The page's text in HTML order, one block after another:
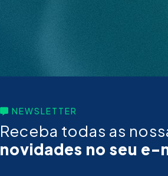
NEWSLETTER
Receba todas as
novidades no seu e-